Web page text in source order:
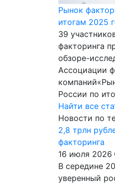
Рынок
итогам 2025
39
факторинга
обзоре-
Ассоциации
России по
Найти все
Новости по
2,8 трлн
факторинга
16 июля 2026
В середине
уверенный